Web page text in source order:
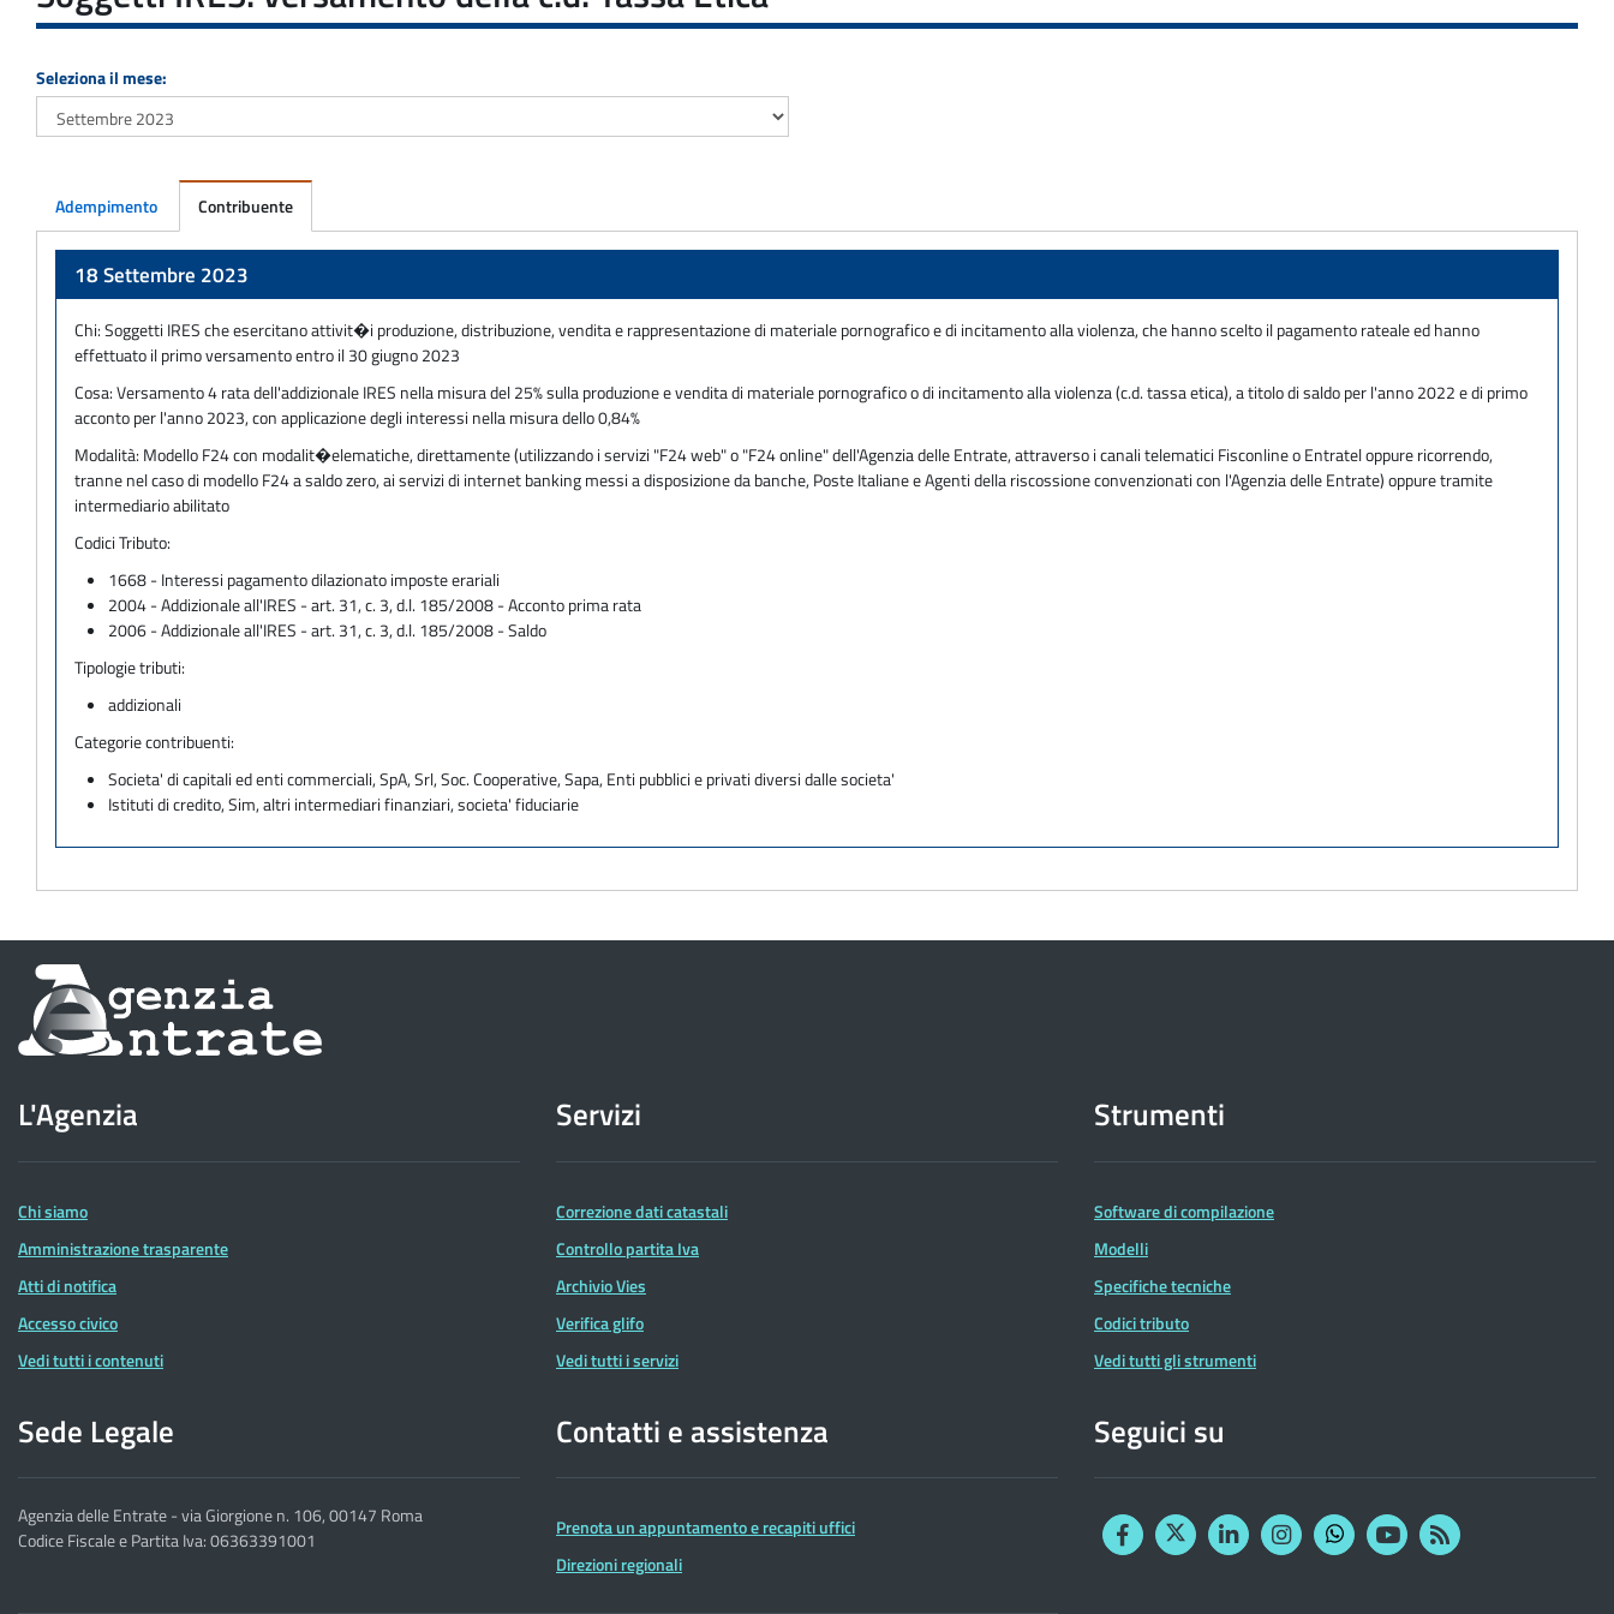
Seleziona il mese:
Adempimento Contribuente
18 Settembre 2023
Chi:Soggetti IRES che esercitano attivit�i produzione, distribuzione, vendita e rappresentazione di materiale pornografico e di incitamento alla violenza, che hanno scelto il pagamento rateale ed hanno
effettuato il primo versamento entro il 30 giugno 2023
Cosa:Versamento 4 rata dell'addizionale IRES nella misura del 25% sulla produzione e vendita di materiale pornografico o di incitamento alla violenza (c.d. tassa etica), a titolo di saldo per l'anno 2022 e di primo
acconto per l'anno 2023, con applicazione degli interessi nella misura dello 0,84%
Modalità: Modello F24 con modalit�elematiche, direttamente (utilizzando i servizi "F24 web" o "F24 online" dell'Agenzia delle Entrate, attraverso i canali telematici Fisconline o Entratel oppure ricorrendo,
tranne nel caso di modello F24 a saldo zero, ai servizi di internet banking messi a disposizione da banche, Poste Italiane e Agenti della riscossione convenzionati con l'Agenzia delle Entrate) oppure tramite
intermediario abilitato
Codici Tributo:
1668 - Interessi pagamento dilazionato imposte erariali
2004 - Addizionale all'IRES - art. 31, c. 3, d.l. 185/2008 - Acconto prima rata
2006 - Addizionale all'IRES - art. 31, c. 3, d.l. 185/2008 - Saldo
Tipologie tributi:
addizionali
Categorie contribuenti:
Societa' di capitali ed enti commerciali, SpA, Srl, Soc. Cooperative, Sapa, Enti pubblici e privati diversi dalle societa'
Istituti di credito, Sim, altri intermediari finanziari, societa' fiduciarie
Informazioni
sul
dell'Agenzia
delle
Entrate
L'Agenzia
Chi siamo
Amministrazione trasparente
Atti di notifica
Accesso civico
Vedi tutti i contenuti
Servizi
Correzione dati catastali
Controllo partita Iva
Archivio Vies
Verifica glifo
Vedi tutti i servizi
Strumenti
Software di compilazione
Modelli
Specifiche tecniche
Codici tributo
Vedi tutti gli strumenti
Sede Legale
Agenzia delle Entrate - via Giorgione n. 106, 00147 Roma
Codice Fiscale e Partita Iva: 06363391001
Contatti e assistenza
Prenota un appuntamento e recapiti uffici
Direzioni regionali
Seguici su
FacebookTwitterLinkedinInstagram
YouTubeRSS